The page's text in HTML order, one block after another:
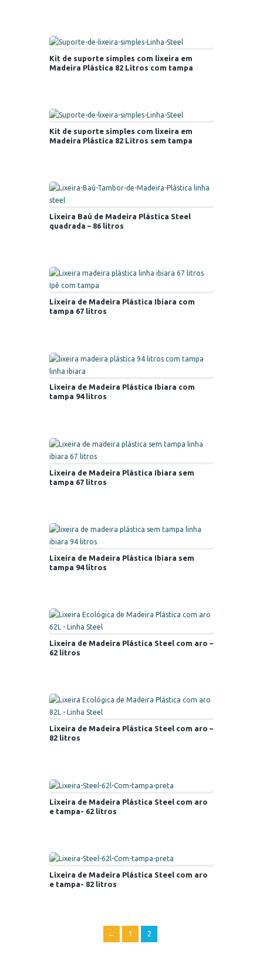
Kit de suporte simples com lixeira em
Madeira Plástica 82 Litros com tampa
Kit de suporte simples com lixeira em
Madeira Plástica 82 Litros sem tampa
Lixeira Baú de Madeira Plástica Steel
quadrada – 86 litros
Lixeira de Madeira Plástica Ibiara com
tampa 67 litros
Lixeira de Madeira Plástica Ibiara com
tampa 94 litros
Lixeira de Madeira Plástica Ibiara sem
tampa 67 litros
Lixeira de Madeira Plástica Ibiara sem
tampa 94 litros
Lixeira de Madeira Plástica Steel com aro –
62 litros
Lixeira de Madeira Plástica Steel com aro –
82 litros
Lixeira de Madeira Plástica Steel com aro
e tampa- 62 litros
Lixeira de Madeira Plástica Steel com aro
e tampa- 82 litros
← 1 2